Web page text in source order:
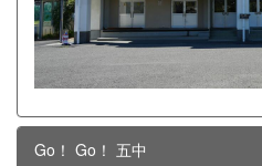
Go！ Go！ 五中